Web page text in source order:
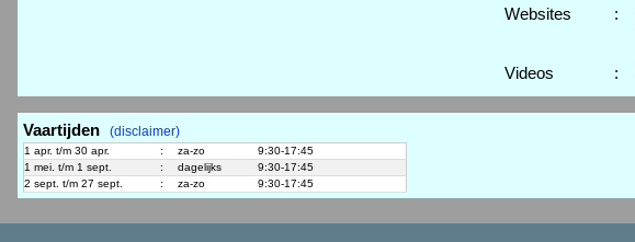
Websites :
Videos :
Vaartijden (disclaimer)
1 apr. t/m 30 apr. : za-zo
9:30-17:45
1 mei. t/m 1 sept.
: dagelijks
9:30-17:45
2 sept. t/m 27 sept.
: za-zo 9:30-17:45